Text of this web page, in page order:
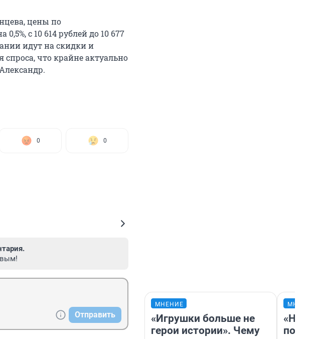
цены по
с 10 614 рублей до 10 677
идут на скидки и
что крайне актуально
0 0
Отправить
МНЕНИЕ
«Игрушки больше не
герои истории». Чему